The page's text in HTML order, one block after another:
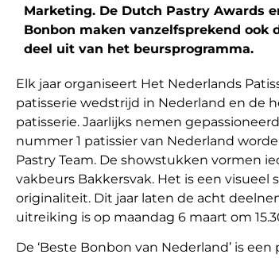
Marketing. De Dutch Pastry Awards
Bonbon maken vanzelfsprekend ook
deel uit van het beursprogramma.
Elk jaar organiseert Het Nederlands
patisserie wedstrijd in Nederland en de
patisserie. Jaarlijks nemen
nummer 1 patissier van Nederland
Pastry Team. De showstukken vormen
vakbeurs Bakkersvak. Het is een
originaliteit. Dit jaar laten de acht
uitreiking is op maandag 6 maart om
De ‘Beste Bonbon van Nederland’ is